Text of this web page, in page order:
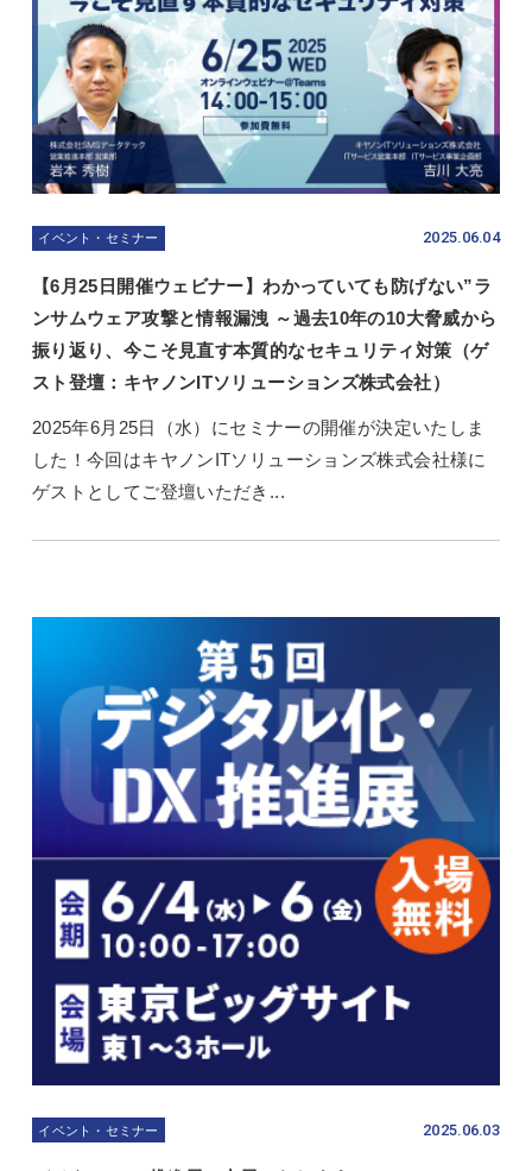
イベント・セミナー 2025.06.04
【6月25日開催ウェビナー】わかっていても防げない”ラ
ンサムウェア攻撃と情報漏洩 ～過去10年の10大脅威から
振り返り、今こそ見直す本質的なセキュリティ対策（ゲ
スト登壇：キヤノンITソリューションズ株式会社）
2025年6月25日（水）にセミナーの開催が決定いたしま
した！今回はキヤノンITソリューションズ株式会社様に
ゲストとしてご登壇いただき...
イベント・セミナー 2025.06.03